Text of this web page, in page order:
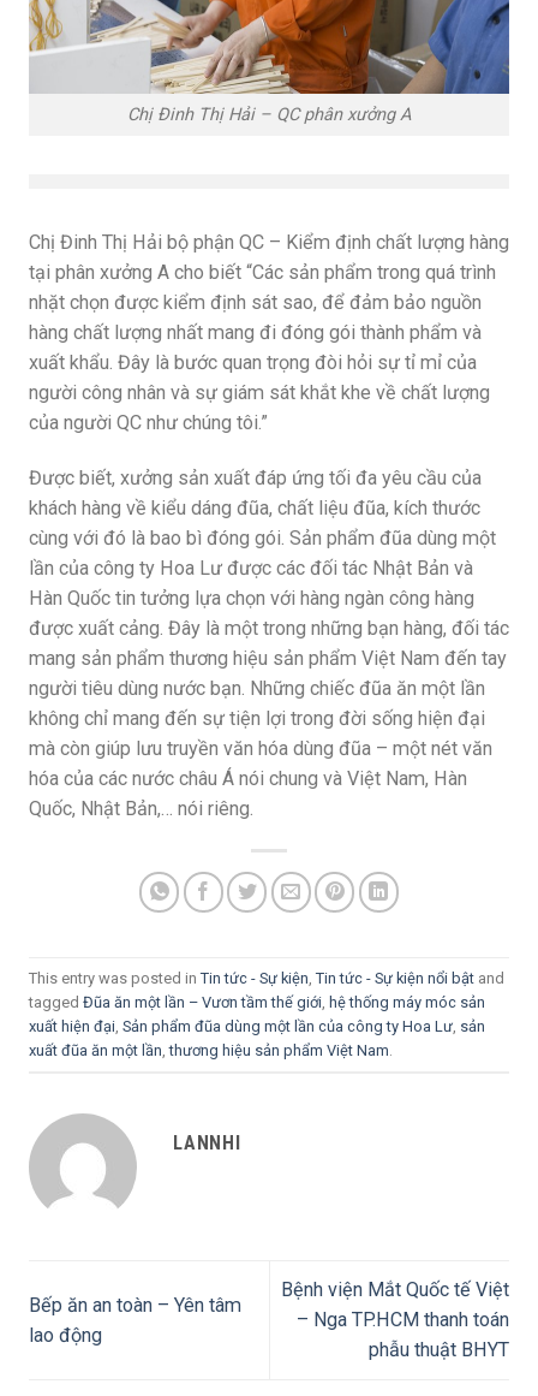
Chị Đinh Thị Hải – QC phân xưởng A
Chị Đinh Thị Hải bộ phận QC – Kiểm định chất lượng hàng
tại phân xưởng A cho biết “Các sản phẩm trong quá trình
nhặt chọn được kiểm định sát sao, để đảm bảo nguồn
hàng chất lượng nhất mang đi đóng gói thành phẩm và
xuất khẩu. Đây là bước quan trọng đòi hỏi sự tỉ mỉ của
người công nhân và sự giám sát khắt khe về chất lượng
của người QC như chúng tôi.”
Được biết, xưởng sản xuất đáp ứng tối đa yêu cầu của
khách hàng về kiểu dáng đũa, chất liệu đũa, kích thước
cùng với đó là bao bì đóng gói. Sản phẩm đũa dùng một
lần của công ty Hoa Lư được các đối tác Nhật Bản và
Hàn Quốc tin tưởng lựa chọn với hàng ngàn công hàng
được xuất cảng. Đây là một trong những bạn hàng, đối tác
mang sản phẩm thương hiệu sản phẩm Việt Nam đến tay
người tiêu dùng nước bạn. Những chiếc đũa ăn một lần
không chỉ mang đến sự tiện lợi trong đời sống hiện đại
mà còn giúp lưu truyền văn hóa dùng đũa – một nét văn
hóa của các nước châu Á nói chung và Việt Nam, Hàn
Quốc, Nhật Bản,… nói riêng.
This entry was posted inTin tức - Sự kiện ,Tin tức - Sự kiện nổi bật and
tagged Đũa ăn một lần – Vươn tầm thế giới hệ thống máy móc sản
xuất hiện đại Sản phẩm đũa dùng một lần của công ty Hoa Lư sản
xuất đũa ăn một lần ,thương hiệu sản phẩm Việt Nam
LANNHI
Bếp ăn an toàn – Yên tâm
lao động
Bệnh viện Mắt Quốc tế Việt
– Nga TP.HCM thanh toán
phẫu thuật BHYT